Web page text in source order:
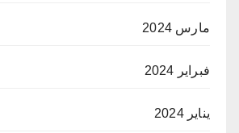
مارس 2024
فبراير 2024
يناير 2024